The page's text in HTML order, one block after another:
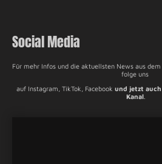
Social Media
Für mehr Infos und die aktuellsten News aus
folge uns
auf Instagram, TikTok, Facebook und jetzt
Kanal